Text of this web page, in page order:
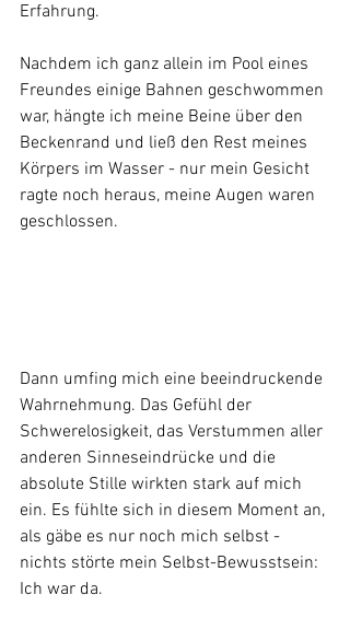
Erfahrung.
Nachdem ich ganz allein im Pool eines
Freundes einige Bahnen geschwommen
war, hängte ich meine Beine über den
Beckenrand und ließ den Rest meines
Körpers im Wasser - nur mein Gesicht
ragte noch heraus, meine Augen waren
geschlossen.
Dann umfing mich eine beeindruckende
Wahrnehmung. Das Gefühl der
Schwerelosigkeit, das Verstummen aller
anderen Sinneseindrücke und die
absolute Stille wirkten stark auf mich
ein. Es fühlte sich in diesem Moment an,
als gäbe es nur noch mich selbst -
nichts störte mein Selbst-Bewusstsein:
Ich war da.